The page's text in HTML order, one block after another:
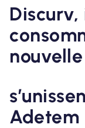
Discurv,
Adetem